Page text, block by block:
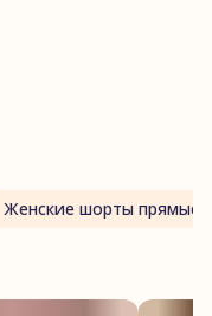
Женские шорты прямые